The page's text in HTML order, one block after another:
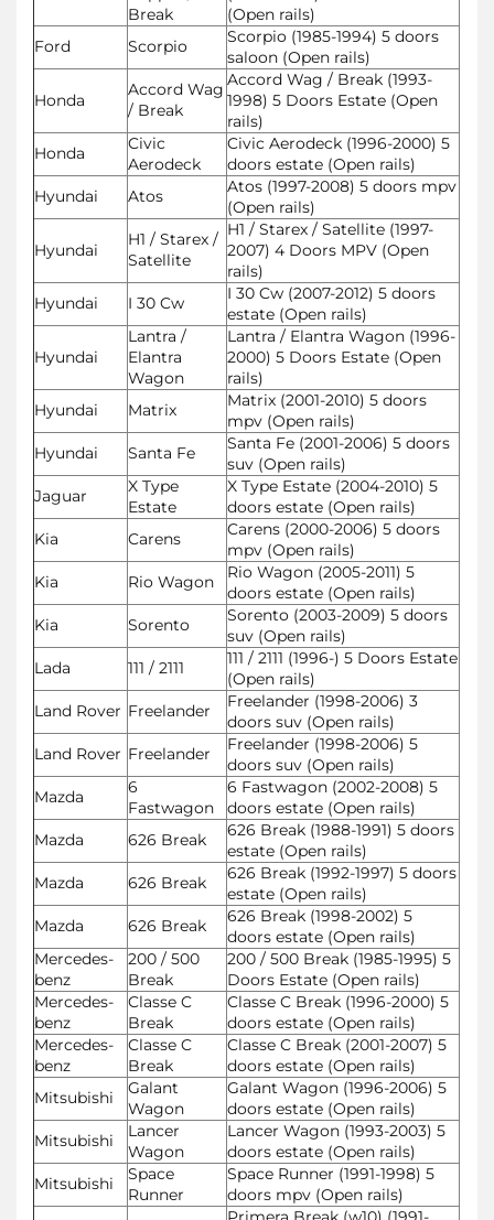
Break
(Open rails)
Ford
Scorpio
Scorpio (1985-1994) 5 doors
saloon (Open rails)
Honda
Accord Wag
/ Break
Accord Wag / Break (1993-
1998) 5 Doors Estate (Open
rails)
Honda
Civic
Aerodeck
Civic Aerodeck (1996-2000) 5
doors estate (Open rails)
Hyundai
Atos
Atos (1997-2008) 5 doors mpv
(Open rails)
Hyundai
H1 / Starex /
Satellite
H1 / Starex / Satellite (1997-
2007) 4 Doors MPV (Open
rails)
Hyundai
I 30 Cw
I 30 Cw (2007-2012) 5 doors
estate (Open rails)
Hyundai
Lantra /
Elantra
Wagon
Lantra / Elantra Wagon (1996-
2000) 5 Doors Estate (Open
rails)
Hyundai
Matrix
Matrix (2001-2010) 5 doors
mpv (Open rails)
Hyundai
Santa Fe
Santa Fe (2001-2006) 5 doors
suv (Open rails)
Jaguar
X Type
Estate
X Type Estate (2004-2010) 5
doors estate (Open rails)
Kia
Carens
Carens (2000-2006) 5 doors
mpv (Open rails)
Kia
Rio Wagon
Rio Wagon (2005-2011) 5
doors estate (Open rails)
Kia
Sorento
Sorento (2003-2009) 5 doors
suv (Open rails)
Lada
111 / 2111
111 / 2111 (1996-) 5 Doors Estate
(Open rails)
Land Rover Freelander
Freelander (1998-2006) 3
doors suv (Open rails)
Land Rover Freelander
Freelander (1998-2006) 5
doors suv (Open rails)
Mazda
6
Fastwagon
6 Fastwagon (2002-2008) 5
doors estate (Open rails)
Mazda
626 Break
626 Break (1988-1991) 5 doors
estate (Open rails)
Mazda
626 Break
626 Break (1992-1997) 5 doors
estate (Open rails)
Mazda
626 Break
626 Break (1998-2002) 5
doors estate (Open rails)
Mercedes-
benz
200 / 500
Break
200 / 500 Break (1985-1995) 5
Doors Estate (Open rails)
Mercedes-
benz
Classe C
Break
Classe C Break (1996-2000) 5
doors estate (Open rails)
Mercedes-
benz
Classe C
Break
Classe C Break (2001-2007) 5
doors estate (Open rails)
Mitsubishi
Galant
Wagon
Galant Wagon (1996-2006) 5
doors estate (Open rails)
Mitsubishi
Lancer
Wagon
Lancer Wagon (1993-2003) 5
doors estate (Open rails)
Mitsubishi
Space
Runner
Space Runner (1991-1998) 5
doors mpv (Open rails)